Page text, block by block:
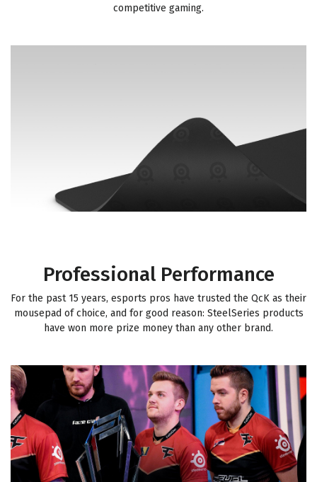
competitive gaming.
Professional Performance
For the past 15 years, esports pros have trusted the QcK as their
mousepad of choice, and for good reason: SteelSeries products
have won more prize money than any other brand.